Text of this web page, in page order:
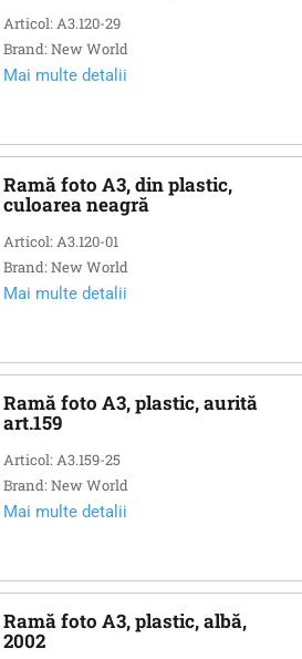
Articol: A3.120-29
Brand: New World
Mai multe detalii
Ramă foto A3, din plastic,
culoarea neagră
Articol: A3.120-01
Brand: New World
Mai multe detalii
Ramă foto A3, plastic, aurită
art.159
Articol: A3.159-25
Brand: New World
Mai multe detalii
Ramă foto A3, plastic, albă,
2002